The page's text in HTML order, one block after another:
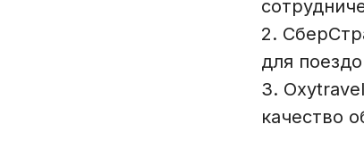
2.
для
3.
качество